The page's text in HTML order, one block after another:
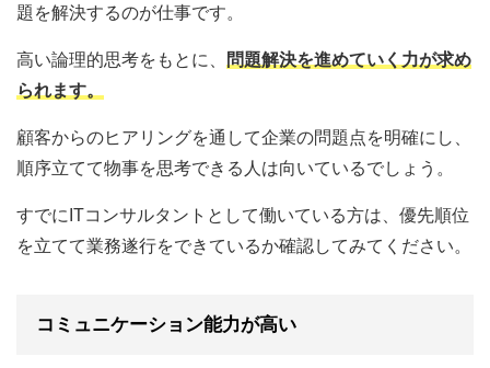
題を解決するのが仕事です。
高い論理的思考をもとに、
問題解決を進めていく力が求め
られます。
顧客からのヒアリングを通して企業の問題点を明確にし、
順序立てて物事を思考できる人は向いているでしょう。
すでにITコンサルタントとして働いている方は、優先順位
を立てて業務遂行をできているか確認してみてください。
コミュニケーション能力が高い